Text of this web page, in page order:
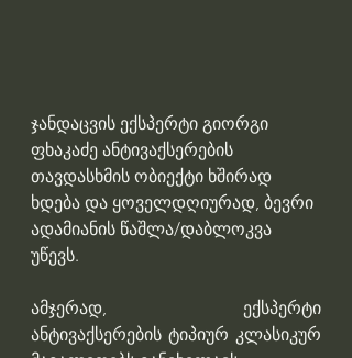
ჯანდაცვის ექსპერტი გიორგი
ფხაკაძე ანტივაქსერების
თავდასხმის ობიექტი ხშირად
ხდება და ყოველდღიურად, ბევრი
ადამიანის წაშლა/დაბლოკვა
უწევს.
ამჯერად, ექსპერტი
ანტივაქსერების ტიპიურ კლასიკურ